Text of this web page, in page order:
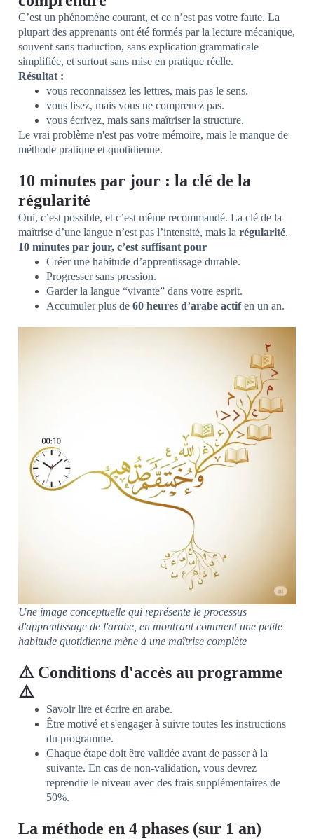
C’est un phénomène courant, et ce n’est pas votre faute. La
plupart des apprenants ont été formés par la lecture mécanique,
souvent sans traduction, sans explication grammaticale
simplifiée, et surtout sans mise en pratique réelle.
Résultat :
vous reconnaissez les lettres, mais pas le sens.
vous lisez, mais vous ne comprenez pas.
vous écrivez, mais sans maîtriser la structure.
Le vrai problème n'est pas votre mémoire, mais le manque de
méthode pratique et quotidienne.
10 minutes par jour : la clé de la
régularité
Oui, c’est possible, et c’est même recommandé. La clé de la
maîtrise d’une langue n’est pas l’intensité, mais la régularité.
10 minutes par jour, c’est suffisant pour
Créer une habitude d’apprentissage durable.
Progresser sans pression.
Garder la langue “vivante” dans votre esprit.
Accumuler plus de 60 heures d’arabe actifen un an.
Une image conceptuelle qui représente le processus
d'apprentissage de l'arabe, en montrant comment une petite
habitude quotidienne mène à une maîtrise complète
⚠️ Conditions d'accès au programme
⚠️
Savoir lire et écrire en arabe.
Être motivé et s'engager à suivre toutes les instructions
du programme.
Chaque étape doit être validée avant de passer à la
suivante. En cas de non-validation, vous devrez
reprendre le niveau avec des frais supplémentaires de
50%.
La méthode en 4 phases (sur 1 an)